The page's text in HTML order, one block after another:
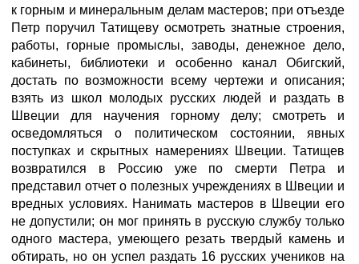
к горным и минеральным делам мастеров; при отъезде
Петр поручил Татищеву осмотреть знатные строения,
работы, горные промыслы, заводы, денежное дело,
кабинеты, библиотеки и особенно канал Обигский,
достать по возможности всему чертежи и описания;
взять из школ молодых русских людей и раздать в
Швеции для научения горному делу; смотреть и
осведомляться о политическом состоянии, явных
поступках и скрытных намерениях Швеции. Татищев
возвратился в Россию уже по смерти Петра и
представил отчет о полезных учреждениях в Швеции и
вредных условиях. Нанимать мастеров в Швеции его
не допустили; он мог принять в русскую службу только
одного мастера, умеющего резать твердый камень и
обтирать, но он успел раздать 16 русских учеников на